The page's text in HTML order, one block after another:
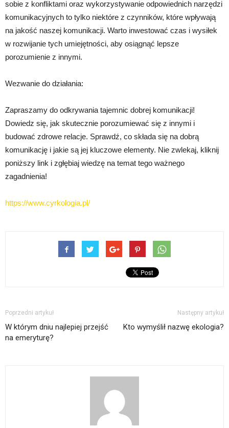
sobie z konfliktami oraz wykorzystywanie odpowiednich narzędzi
komunikacyjnych to tylko niektóre z czynników, które wpływają
na jakość naszej komunikacji. Warto inwestować czas i wysiłek
w rozwijanie tych umiejętności, aby osiągnąć lepsze
porozumienie z innymi.
Wezwanie do działania:
Zapraszamy do odkrywania tajemnic dobrej komunikacji!
Dowiedz się, jak skutecznie porozumiewać się z innymi i
budować zdrowe relacje. Sprawdź, co składa się na dobrą
komunikację i jakie są jej kluczowe elementy. Nie zwlekaj, kliknij
poniższy link i zgłębiaj wiedzę na temat tego ważnego
zagadnienia!
https://www.cyrkologia.pl/
Poprzedni artykuł
W którym dniu najlepiej przejść
na emeryturę?
Następny artykuł
Kto wymyślił nazwę ekologia?